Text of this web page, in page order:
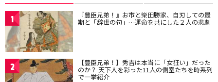
1 『豊臣兄弟！』お市と柴田勝家、自刃しての最
期と「辞世の句」…運命を共にした２人の悲劇
2 【豊臣兄弟！】秀吉は本当に「女狂い」だった
のか？ 天下人を彩った11人の側室たちを時系列
で一挙紹介